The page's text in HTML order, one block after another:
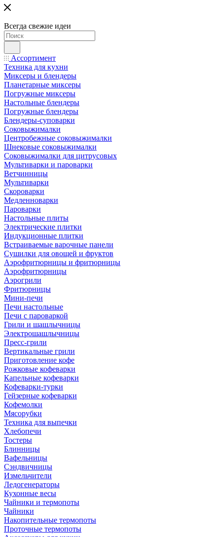
Всегда свежие идеи
Ассортимент
Техника для кухни
Миксеры и блендеры
Планетарные миксеры
Погружные миксеры
Настольные блендеры
Погружные блендеры
Блендеры-суповарки
Соковыжималки
Центробежные соковыжималки
Шнековые соковыжималки
Соковыжималки для цитрусовых
Мультиварки и пароварки
Ветчинницы
Мультиварки
Скороварки
Медленноварки
Пароварки
Настольные плиты
Электрические плитки
Индукционные плитки
Встраиваемые варочные панели
Сушилки для овощей и фруктов
Аэрофритюрницы и фритюрницы
Аэрофритюрницы
Аэрогрили
Фритюрницы
Мини-печи
Печи настольные
Печи с пароваркой
Грили и шашлычницы
Электрошашлычницы
Пресс-грили
Вертикальные грили
Приготовление кофе
Рожковые кофеварки
Капельные кофеварки
Кофеварки-турки
Гейзерные кофеварки
Кофемолки
Мясорубки
Техника для выпечки
Хлебопечи
Тостеры
Блинницы
Вафельницы
Сэндвичницы
Измельчители
Ледогенераторы
Кухонные весы
Чайники и термопоты
Чайники
Накопительные термопоты
Проточные термопоты